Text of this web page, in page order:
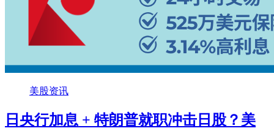
美股资讯
日央行加息 + 特朗普就职冲击日股？美